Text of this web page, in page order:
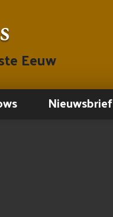
Eeuw
Nieuwsbrief